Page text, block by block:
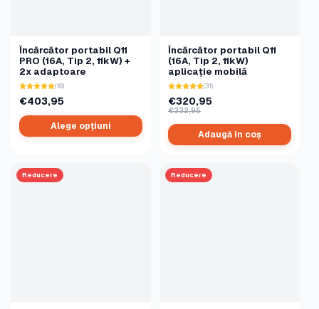
Încărcător portabil Q11
PRO (16A, Tip 2, 11kW) +
2x adaptoare
(18)
€403,95
Alege opțiuni
Încărcător portabil Q11
(16A, Tip 2, 11kW)
aplicație mobilă
(31)
€320,95
€332,95
Adaugă în coș
Reducere Reducere